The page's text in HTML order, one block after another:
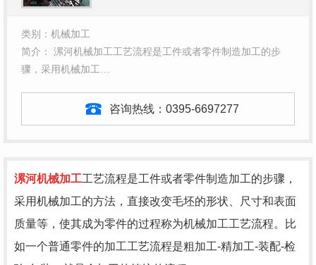
类别：机械加工
简介： 漯河机械加工工艺流程是工件或者零件制造加工的步
骤，采用机械加工…
咨询热线： 0395-6697277
漯河机械加工工艺流程是工件或者零件制造加工的步骤，
采用机械加工的方法，直接改变毛坯的形状、尺寸和表面
质量等，使其成为零件的过程称为机械加工工艺流程。比
如一个普通零件的加工工艺流程是粗加工-精加工-装配-检